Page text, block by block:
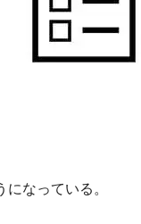
なっている。